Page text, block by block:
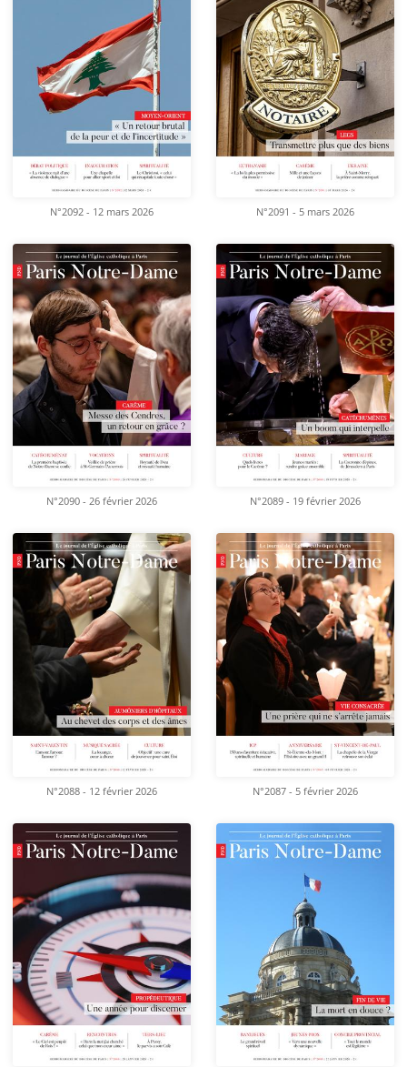
N°2092 - 12 mars 2026 N°2091 - 5 mars 2026
N°2090 - 26 février 2026 N°2089 - 19 février 2026
N°2088 - 12 février 2026 N°2087 - 5 février 2026